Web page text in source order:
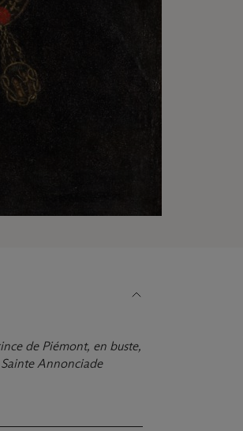
de Piémont, en buste,
Annonciade